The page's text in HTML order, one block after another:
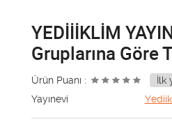
YEDİİİKLİM
Gruplarına Göre
Ürün Puanı : İlk
Yayınevi